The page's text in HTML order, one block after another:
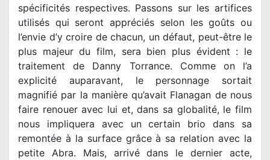
spécificités respectives. Passons sur les artifices
utilisés qui seront appréciés selon les goûts ou
l’envie d’y croire de chacun, un défaut, peut-être le
plus majeur du film, sera bien plus évident : le
traitement de Danny Torrance. Comme on l’a
explicité auparavant, le personnage sortait
magnifié par la manière qu’avait Flanagan de nous
faire renouer avec lui et, dans sa globalité, le film
nous impliquera avec un certain brio dans sa
remontée à la surface grâce à sa relation avec la
petite Abra. Mais, arrivé dans le dernier acte,